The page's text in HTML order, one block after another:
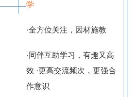
学
·全方位关注，因材施教
·同伴互助学习，有趣又高
效 ·更高交流频次，更强合
作意识